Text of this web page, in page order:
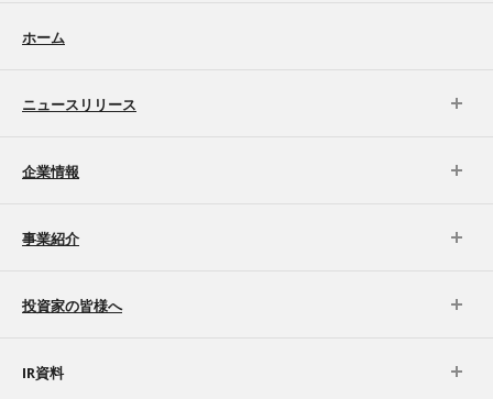
ホーム
ニュースリリース
企業情報
事業紹介
投資家の皆様へ
IR資料